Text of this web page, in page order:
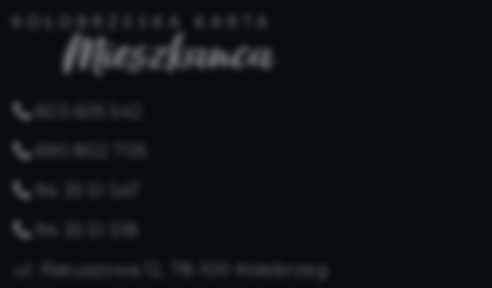
603 605 542
690 802 705
94 35 51 547
94 35 51 518
ul. Ratuszowa 12, 78-100 Kołobrzeg